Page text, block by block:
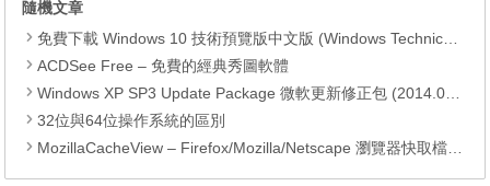
隨機文章
免費下載 Windows 10 技術預覽版中文版 (Windows Technical Preview)
ACDSee Free – 免費的經典秀圖軟體
Windows XP SP3 Update Package 微軟更新修正包 (2014.05月份)
32位與64位操作系統的區別
MozillaCacheView – Firefox/Mozilla/Netscape 瀏覽器快取檔案顯示工具